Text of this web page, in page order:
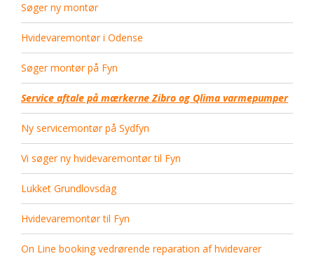
Søger ny montør
Hvidevaremontør i Odense
Søger montør på Fyn
Service aftale på mærkerne Zibro og Qlima varmepumper
Ny servicemontør på Sydfyn
Vi søger ny hvidevaremontør til Fyn
Lukket Grundlovsdag
Hvidevaremontør til Fyn
On Line booking vedrørende reparation af hvidevarer